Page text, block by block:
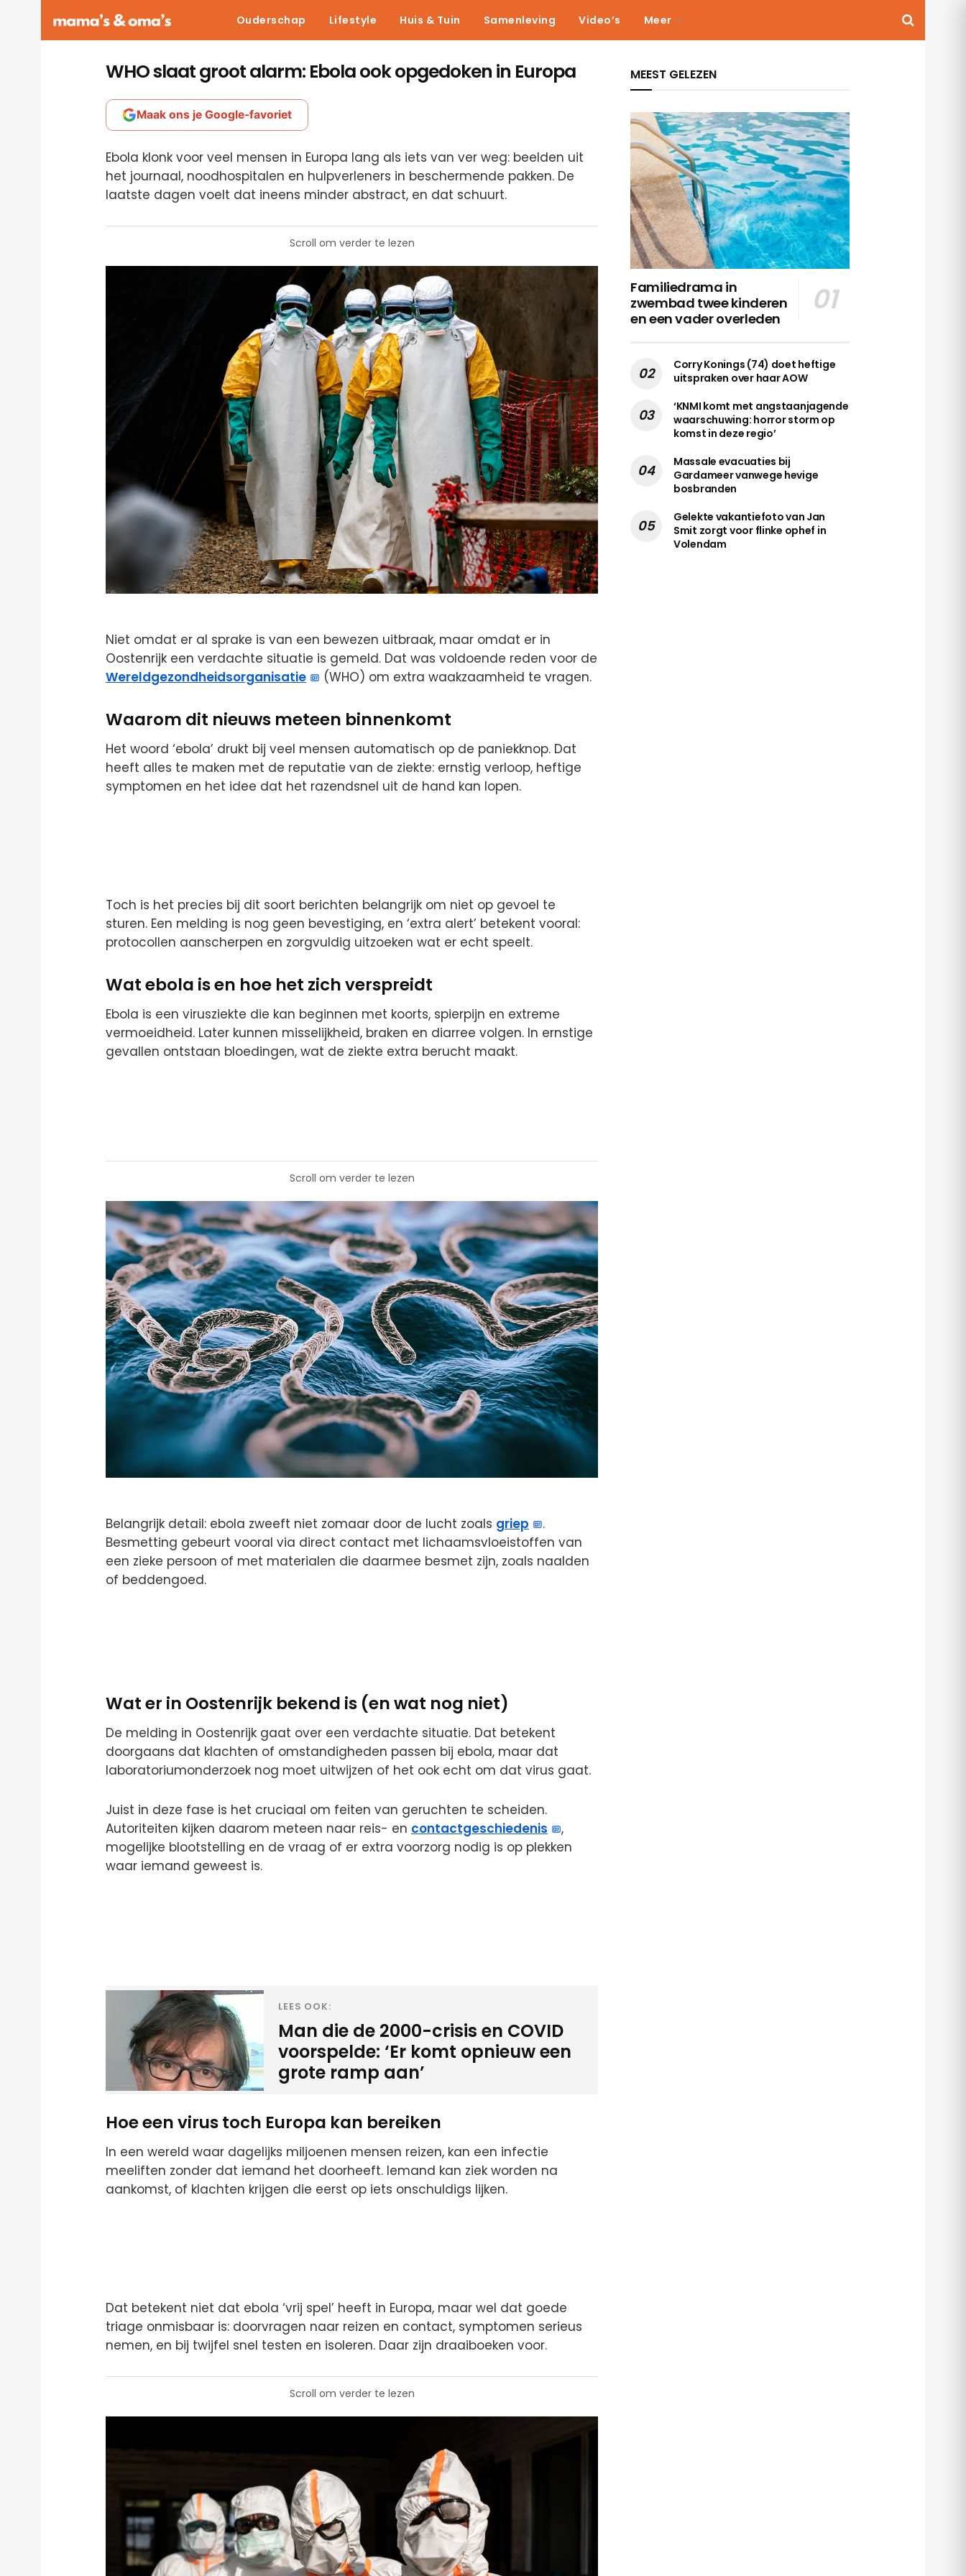
Ouderschap Lifestyle Huis & Tuin Samenleving Video’s Meer
WHO slaat groot alarm: Ebola ook opgedoken in Europa
Maak ons je Google-favoriet
Ebola klonk voor veel mensen in Europa lang als iets van ver weg: beelden uit
het journaal, noodhospitalen en hulpverleners in beschermende pakken. De
laatste dagen voelt dat ineens minder abstract, en dat schuurt.
Scroll om verder te lezen
Niet omdat er al sprake is van een bewezen uitbraak, maar omdat er in
Oostenrijk een verdachte situatie is gemeld. Dat was voldoende reden voor de
Wereldgezondheidsorganisatie
(WHO) om extra waakzaamheid te vragen.
Waarom dit nieuws meteen binnenkomt
Het woord ‘ebola’ drukt bij veel mensen automatisch op de paniekknop. Dat
heeft alles te maken met de reputatie van de ziekte: ernstig verloop, heftige
symptomen en het idee dat het razendsnel uit de hand kan lopen.
Toch is het precies bij dit soort berichten belangrijk om niet op gevoel te
sturen. Een melding is nog geen bevestiging, en ‘extra alert’ betekent vooral:
protocollen aanscherpen en zorgvuldig uitzoeken wat er echt speelt.
Wat ebola is en hoe het zich verspreidt
Ebola is een virusziekte die kan beginnen met koorts, spierpijn en extreme
vermoeidheid. Later kunnen misselijkheid, braken en diarree volgen. In ernstige
gevallen ontstaan bloedingen, wat de ziekte extra berucht maakt.
Scroll om verder te lezen
Belangrijk detail: ebola zweeft niet zomaar door de lucht zoals griep
.
Besmetting gebeurt vooral via direct contact met lichaamsvloeistoffen van
een zieke persoon of met materialen die daarmee besmet zijn, zoals naalden
of beddengoed.
Wat er in Oostenrijk bekend is (en wat nog niet)
De melding in Oostenrijk gaat over een verdachte situatie. Dat betekent
doorgaans dat klachten of omstandigheden passen bij ebola, maar dat
laboratoriumonderzoek nog moet uitwijzen of het ook echt om dat virus gaat.
Juist in deze fase is het cruciaal om feiten van geruchten te scheiden.
Autoriteiten kijken daarom meteen naar reis- en contactgeschiedenis
,
mogelijke blootstelling en de vraag of er extra voorzorg nodig is op plekken
waar iemand geweest is.
LEES OOK:
Man die de 2000-crisis en COVID
voorspelde: ‘Er komt opnieuw een
grote ramp aan’
Hoe een virus toch Europa kan bereiken
In een wereld waar dagelijks miljoenen mensen reizen, kan een infectie
meeliften zonder dat iemand het doorheeft. Iemand kan ziek worden na
aankomst, of klachten krijgen die eerst op iets onschuldigs lijken.
Dat betekent niet dat ebola ‘vrij spel’ heeft in Europa, maar wel dat goede
triage onmisbaar is: doorvragen naar reizen en contact, symptomen serieus
nemen, en bij twijfel snel testen en isoleren. Daar zijn draaiboeken voor.
Scroll om verder te lezen
MEEST GELEZEN
Familiedrama in
zwembad twee kinderen
en een vader overleden
Corry Konings (74) doet heftige
uitspraken over haar AOW
‘KNMI komt met angstaanjagende
waarschuwing: horror storm op
komst in deze regio’
Massale evacuaties bij
Gardameer vanwege hevige
bosbranden
Gelekte vakantiefoto van Jan
Smit zorgt voor flinke ophef in
Volendam